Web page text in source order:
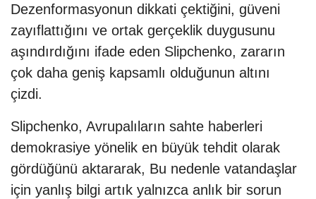
Dezenformasyonun dikkati çektiğini, güveni
zayıflattığını ve ortak gerçeklik duygusunu
aşındırdığını ifade eden Slipchenko, zararın
çok daha geniş kapsamlı olduğunun altını
çizdi.
Slipchenko, Avrupalıların sahte haberleri
demokrasiye yönelik en büyük tehdit olarak
gördüğünü aktararak, Bu nedenle vatandaşlar
için yanlış bilgi artık yalnızca anlık bir sorun